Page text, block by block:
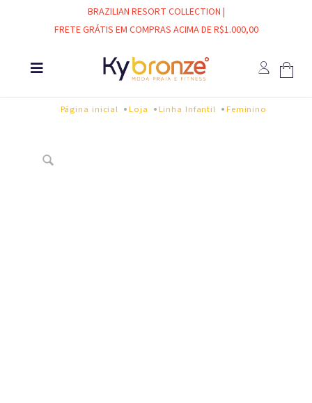
BRAZILIAN RESORT COLLECTION |
FRETE GRÁTIS EM COMPRAS ACIMA DE R$1.000,00
Página inicial Loja Linha Infantil Feminino